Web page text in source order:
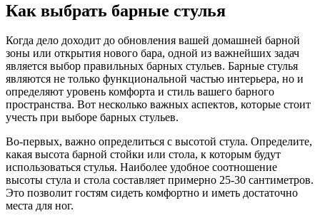
Как выбрать барные стулья
Когда дело доходит до обновления вашей домашней барной
зоны или открытия нового бара, одной из важнейших задач
является выбор правильных барных стульев. Барные стулья
являются не только функциональной частью интерьера, но и
определяют уровень комфорта и стиль вашего барного
пространства. Вот несколько важных аспектов, которые стоит
учесть при выборе барных стульев.
Во-первых, важно определиться с высотой стула. Определите,
какая высота барной стойки или стола, к которым будут
использоваться стулья. Наиболее удобное соотношение
высоты стула и стола составляет примерно 25-30 сантиметров.
Это позволит гостям сидеть комфортно и иметь достаточно
места для ног.